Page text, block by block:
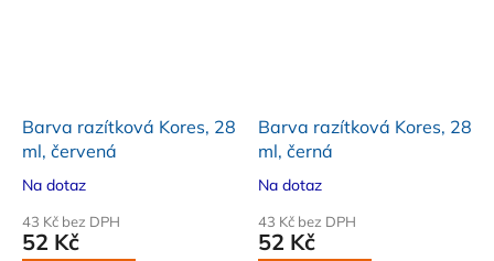
Barva razítková Kores, 28
ml, červená
Na dotaz
43 Kč bez DPH
52 Kč
Barva razítková Kores, 28
ml, černá
Na dotaz
43 Kč bez DPH
52 Kč